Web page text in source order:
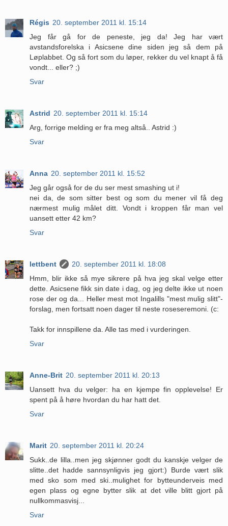
Régis 20. september 2011 kl. 15:14
Jeg får gå for de peneste, jeg da! Jeg har vært
avstandsforelska i Asicsene dine siden jeg så dem på
Løplabbet. Og så fort som du løper, rekker du vel knapt å få
vondt... eller? ;)
Svar
Astrid 20. september 2011 kl. 15:14
Arg, forrige melding er fra meg altså.. Astrid :)
Svar
Anna 20. september 2011 kl. 15:52
Jeg går også for de du ser mest smashing ut i!
nei da, de som sitter best og som du mener vil få deg
nærmest mulig målet ditt. Vondt i kroppen får man vel
uansett etter 42 km?
Svar
lettbent
20. september 2011 kl. 18:08
Hmm, blir ikke så mye sikrere på hva jeg skal velge etter
dette. Asicsene fikk sin date i dag, og jeg delte ikke ut noen
rose der og da... Heller mest mot Ingalills "mest mulig slitt"-
forslag, men fortsatt noen dager til neste roseseremoni. (c:
Takk for innspillene da. Alle tas med i vurderingen.
Svar
Anne-Brit 20. september 2011 kl. 20:13
Uansett hva du velger: ha en kjempe fin opplevelse! Er
spent på å høre hvordan du har hatt det.
Svar
Marit 20. september 2011 kl. 20:24
Sukk..de lilla..men jeg skjønner godt du kanskje velger de
slitte..det hadde sannsynligvis jeg gjort:) Burde vært slik
med sko som med ski..mulighet for bytteunderveis med
egen plass og egne bytter slik at det ville blitt gjort på
nullkommasvisj...
Svar